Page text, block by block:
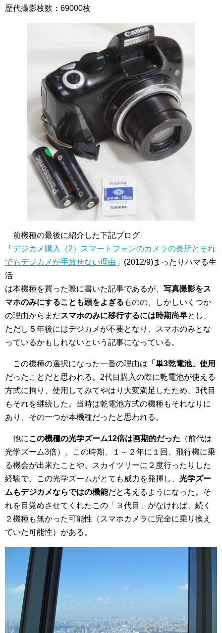
歴代撮影枚数：69000枚
前機種の最後に紹介した下記ブログ
「 デジカメ購入（2）スマートフォンのカメラの長所とそれ
でもデジカメが手放せない理由 」(2012/9)まったりハマる生
活
は本機種を買った際に書いた記事であるが、 写真撮影をス
マホのみにすることも頭をよぎる ものの、しかしいくつか
の理由からまだスマホのみに移行するには時期尚早とし、
ただし５年後にはデジカメが不要となり、スマホのみとな
っているかもしれないという記事になっている。
この機種の選択になった一番の理由は 「単3乾電池」使用
だったことだと思われる。2代目購入の際に乾電池が使える
方式に拘り、使用してみてやはり大変満足したため、3代目
もそれを継続した。当時は乾電池方式の機種もそれなりに
あり、その一つが本機種だったと思われる。
他にこの機種の光学ズーム12倍は画期的だった （前代は
光学ズーム3倍）。この時期、１～２年に１回、飛行機に乗
る機会が出来たことや、スカイツリーに２度行ったりした
経験で、この光学ズームがとても威力を発揮し、 光学ズー
ムもデジカメならではの機能だと考えるようになった。そ
れを目覚めさせてくれたこの「３代目」がなければ、続く
２機種も無かった可能性（スマホカメラに完全に乗り換え
ていた可能性）がある。